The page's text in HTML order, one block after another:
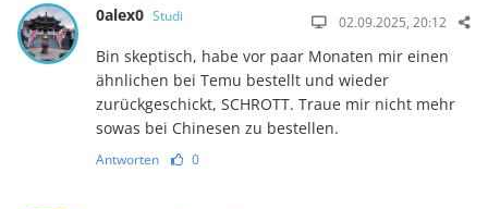
0alex0 Studi 02.09.2025, 20:12
Bin skeptisch, habe vor paar Monaten mir einen
ähnlichen bei Temu bestellt und wieder
zurückgeschickt, SCHROTT. Traue mir nicht mehr
sowas bei Chinesen zu bestellen.
Antworten 0